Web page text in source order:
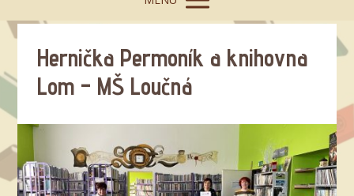
Hernička Permoník a knihovna
Lom – MŠ Loučná